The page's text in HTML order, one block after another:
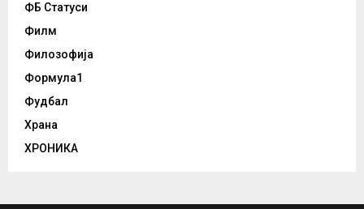
ФБ Статуси
Филм
Филозофија
Формула1
Фудбал
Храна
ХРОНИКА